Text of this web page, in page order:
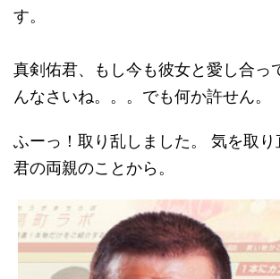
す。
真剣佑君、もし今も彼女と愛し合っ
んなさいね。。。でも何か許せん。
ふーっ！取り乱しました。 気を取
君の両親のことから。